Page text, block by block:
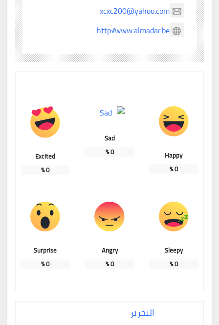
xcxc200@yahoo.com
http://www.almadar.be
Happy
0
%
Sad
0
%
Excited
0
%
Sleepy
0
%
Angry
0
%
Surprise
0
%
التحرير